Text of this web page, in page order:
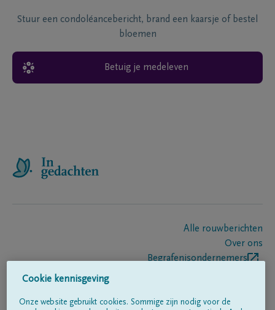
Stuur een condoléancebericht, brand een kaarsje of bestel
bloemen
Betuig je medeleven
Alle rouwberichten
Over ons
Begrafenisondernemers
Cookie kennisgeving
Onze website gebruikt cookies. Sommige zijn nodig voor de